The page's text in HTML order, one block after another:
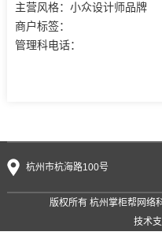
主营风格：小众设计师品牌
商户标签：
管理科电话：
杭州市杭海路100号
版权所有 杭州掌柜帮网络
技术支